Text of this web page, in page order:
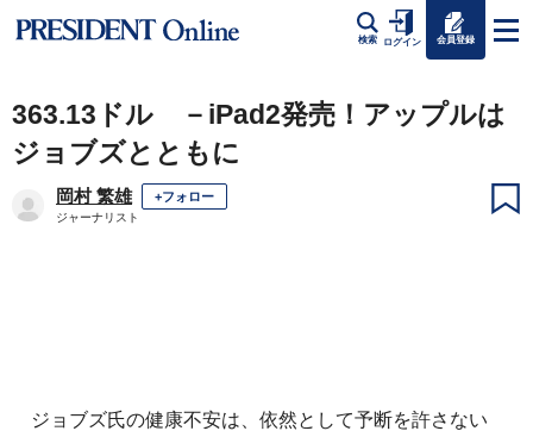
検索 ログイン 会員登録
363.13ドル －iPad2発売！アップルは
ジョブズとともに
岡村 繁雄 +フォロー
ジャーナリスト
ジョブズ氏の健康不安は、依然として予断を許さない